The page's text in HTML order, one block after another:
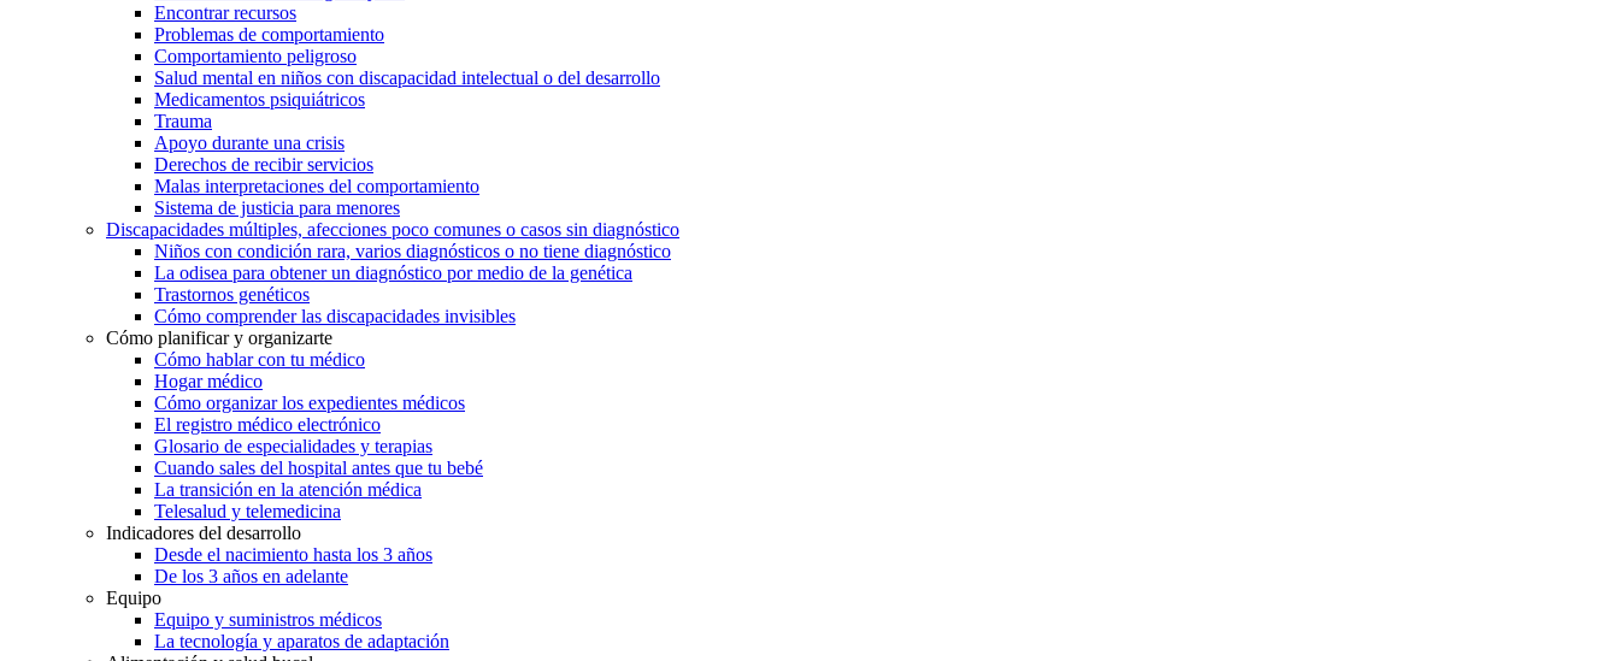
Encontrar recursos
Problemas de comportamiento
Comportamiento peligroso
Salud mental en niños con discapacidad intelectual o del desarrollo
Medicamentos psiquiátricos
Trauma
Apoyo durante una crisis
Derechos de recibir servicios
Malas interpretaciones del comportamiento
Sistema de justicia para menores
Discapacidades múltiples, afecciones poco comunes o casos sin diagnóstico
Niños con condición rara, varios diagnósticos o no tiene diagnóstico
La odisea para obtener un diagnóstico por medio de la genética
Trastornos genéticos
Cómo comprender las discapacidades invisibles
Cómo planificar y organizarte
Cómo hablar con tu médico
Hogar médico
Cómo organizar los expedientes médicos
El registro médico electrónico
Glosario de especialidades y terapias
Cuando sales del hospital antes que tu bebé
La transición en la atención médica
Telesalud y telemedicina
Indicadores del desarrollo
Desde el nacimiento hasta los 3 años
De los 3 años en adelante
Equipo
Equipo y suministros médicos
La tecnología y aparatos de adaptación